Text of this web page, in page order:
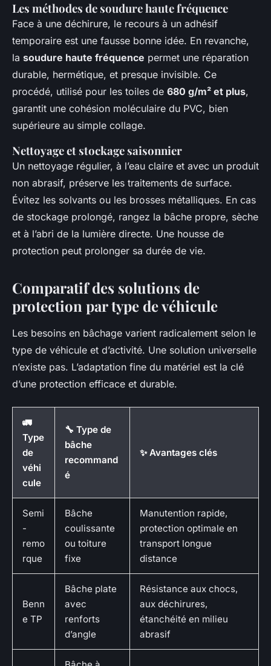
Les méthodes de soudure haute fréquence
Face à une déchirure, le recours à un adhésif
temporaire est une fausse bonne idée. En revanche,
la soudure haute fréquence permet une réparation
durable, hermétique, et presque invisible. Ce
procédé, utilisé pour les toiles de 680 g/m² et plus,
garantit une cohésion moléculaire du PVC, bien
supérieure au simple collage.
Nettoyage et stockage saisonnier
Un nettoyage régulier, à l’eau claire et avec un produit
non abrasif, préserve les traitements de surface.
Évitez les solvants ou les brosses métalliques. En cas
de stockage prolongé, rangez la bâche propre, sèche
et à l’abri de la lumière directe. Une housse de
protection peut prolonger sa durée de vie.
Comparatif des solutions de
protection par type de véhicule
Les besoins en bâchage varient radicalement selon le
type de véhicule et d’activité. Une solution universelle
n’existe pas. L’adaptation fine du matériel est la clé
d’une protection efficace et durable.
🚛
Type
de
véhi
cule
🔧 Type de
bâche
recommand
é
✨ Avantages clés
Semi
-
remo
rque
Bâche
coulissante
ou toiture
fixe
Manutention rapide,
protection optimale en
transport longue
distance
Benn
e TP
Bâche plate
avec
renforts
d’angle
Résistance aux chocs,
aux déchirures,
étanchéité en milieu
abrasif